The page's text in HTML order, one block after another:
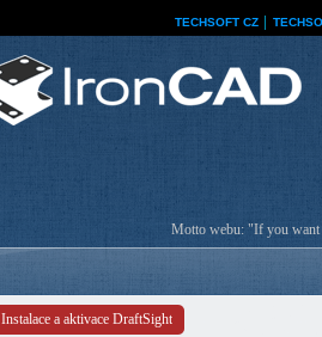
TECHSOFT CZ
Motto webu: "If you want
Instalace a aktivace DraftSight